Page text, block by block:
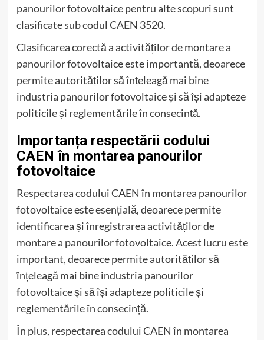
panourilor fotovoltaice pentru alte scopuri sunt
clasificate sub codul CAEN 3520.
Clasificarea corectă a activităților de montare a
panourilor fotovoltaice este importantă, deoarece
permite autorităților să înțeleagă mai bine
industria panourilor fotovoltaice și să își adapteze
politicile și reglementările în consecință.
Importanța respectării codului
CAEN în montarea panourilor
fotovoltaice
Respectarea codului CAEN în montarea panourilor
fotovoltaice este esențială, deoarece permite
identificarea și înregistrarea activităților de
montare a panourilor fotovoltaice. Acest lucru este
important, deoarece permite autorităților să
înțeleagă mai bine industria panourilor
fotovoltaice și să își adapteze politicile și
reglementările în consecință.
În plus, respectarea codului CAEN în montarea